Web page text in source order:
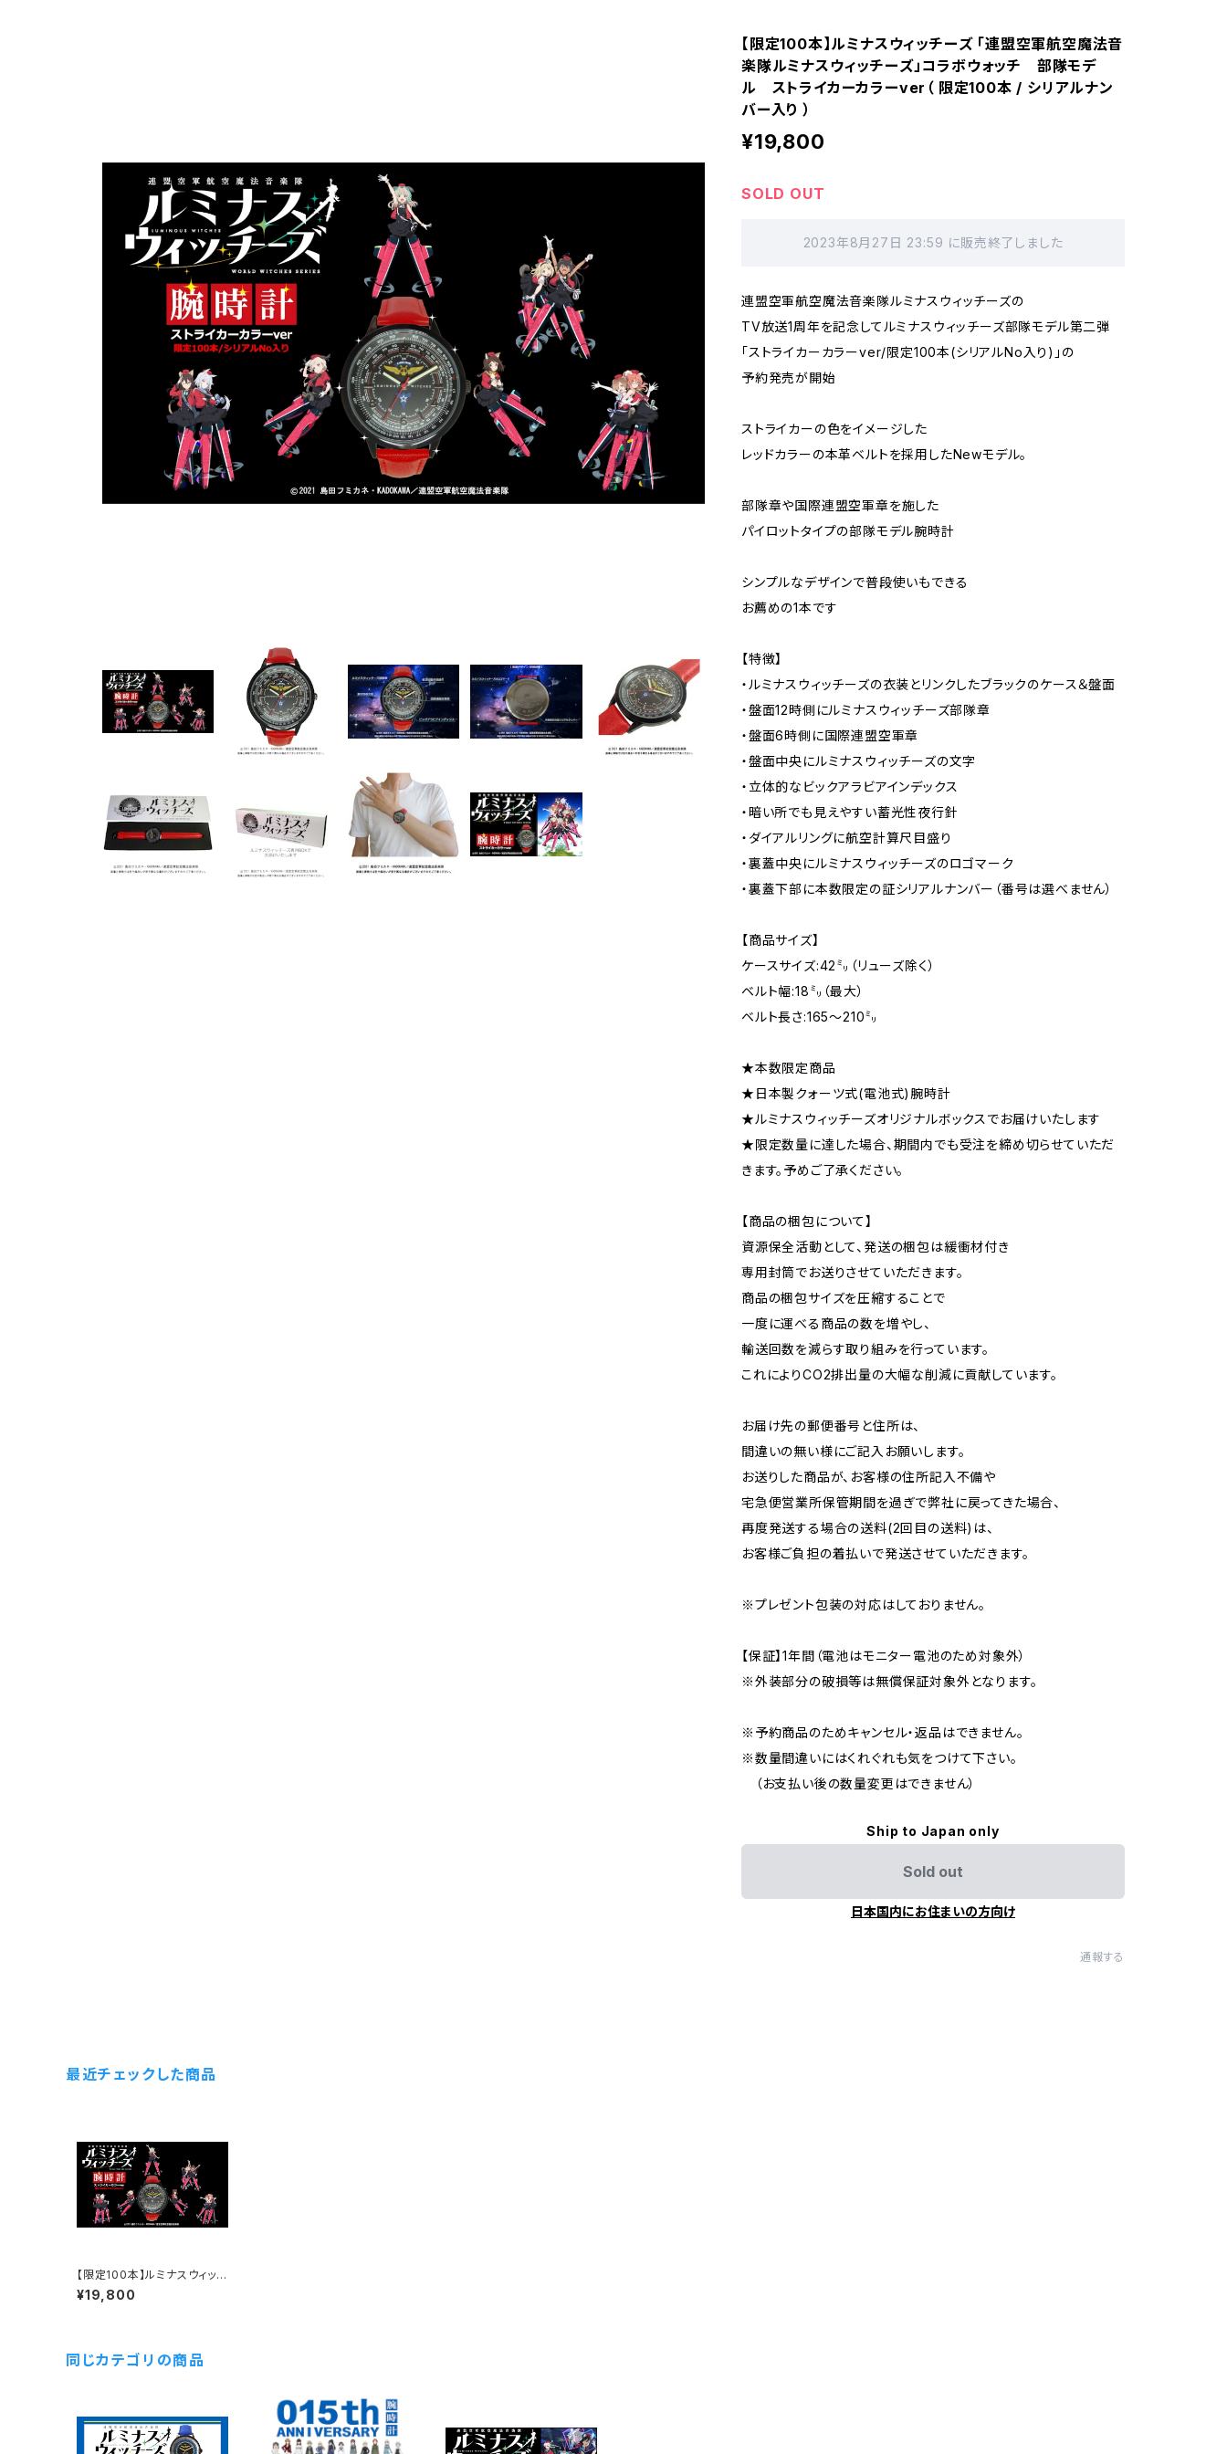
【限定100本】ルミナスウィッチーズ 「連盟空軍航空魔法音
楽隊ルミナスウィッチーズ」コラボウォッチ 部隊モデ
ル ストライカーカラーver（ 限定100本 / シリアルナン
バー入り ）
¥19,800
SOLD OUT
2023年8月27日 23:59 に販売終了しました
連盟空軍航空魔法音楽隊ルミナスウィッチーズの
TV放送1周年を記念してルミナスウィッチーズ部隊モデル第二弾
「ストライカーカラーver/限定100本(シリアルNo入り)」の
予約発売が開始
ストライカーの色をイメージした
レッドカラーの本革ベルトを採用したNewモデル。
部隊章や国際連盟空軍章を施した
パイロットタイプの部隊モデル腕時計
シンプルなデザインで普段使いもできる
お薦めの1本です
【特徴】
・ルミナスウィッチーズの衣装とリンクしたブラックのケース＆盤面
・盤面12時側にルミナスウィッチーズ部隊章
・盤面6時側に国際連盟空軍章
・盤面中央にルミナスウィッチーズの文字
・立体的なビックアラビアインデックス
・暗い所でも見えやすい蓄光性夜行針
・ダイアルリングに航空計算尺目盛り
・裏蓋中央にルミナスウィッチーズのロゴマーク
・裏蓋下部に本数限定の証シリアルナンバー（番号は選べません）
【商品サイズ】
ケースサイズ:42㍉（リューズ除く）
ベルト幅:18㍉（最大）
ベルト長さ:165〜210㍉
★本数限定商品
★日本製クォーツ式(電池式)腕時計
★ルミナスウィッチーズオリジナルボックスでお届けいたします
★限定数量に達した場合、期間内でも受注を締め切らせていただ
きます。予めご了承ください。
【商品の梱包について】
資源保全活動として、発送の梱包は緩衝材付き
専用封筒でお送りさせていただきます。
商品の梱包サイズを圧縮することで
一度に運べる商品の数を増やし、
輸送回数を減らす取り組みを行っています。
これによりCO2排出量の大幅な削減に貢献しています。
お届け先の郵便番号と住所は、
間違いの無い様にご記入お願いします。
お送りした商品が、お客様の住所記入不備や
宅急便営業所保管期間を過ぎで弊社に戻ってきた場合、
再度発送する場合の送料(2回目の送料)は、
お客様ご負担の着払いで発送させていただきます。
※プレゼント包装の対応はしておりません。
【保証】1年間（電池はモニター電池のため対象外）
※外装部分の破損等は無償保証対象外となります。
※予約商品のためキャンセル・返品はできません。
※数量間違いにはくれぐれも気をつけて下さい。
（お支払い後の数量変更はできません）
Ship to Japan only
Sold out
日本国内にお住まいの方向け
通報する
最近チェックした商品
【限定100本】ルミナスウィッチ
ーズ 「連盟空軍航空魔法音楽
隊ルミナスウィッチーズ」コラ
¥19,800
同じカテゴリの商品